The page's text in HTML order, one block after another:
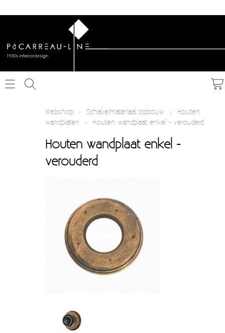
Schakelmateriaal inbouw
Deur- en raambeslag
Kapstokken & Haken
Bellen en belknoppen
Voorraadbakjes
Webshop › Schakelmateriaal opbouw ›
Houten
wandplaten
› Houten wandplaat enkel - verouderd
Houten wandplaat enkel -
verouderd